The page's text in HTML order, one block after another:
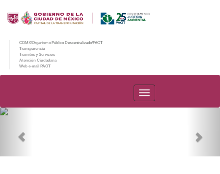
CDMX/Organismo Público Descentralizado/PAOT
Transparencia
Trámites y Servicios
Atención Ciudadana
Web e-mail PAOT
PAOT